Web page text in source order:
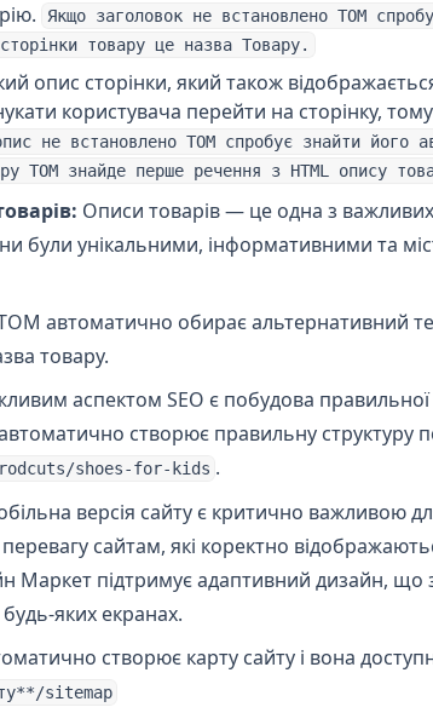
Якщо заголовок не встановлено ТОМ
товару це назва Товару.
опис сторінки, який також
користувача перейти на сторінку,
не встановлено ТОМ спробує знайти його
ТОМ знайде перше речення з HTML опису
Описи товарів — це одна з
були унікальними, інформативними та
автоматично обирає альтернативний
товару.
аспектом SEO є побудова правильної
створює правильну структуру
shoes-for-kids .
версія сайту є критично важливою
сайтам, які коректно
Маркет підтримує адаптивний дизайн, що
яких екранах.
створює карту сайту і вона
sitemap